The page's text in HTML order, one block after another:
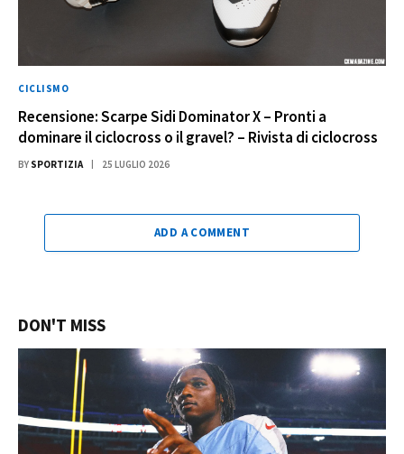
CICLISMO
Recensione: Scarpe Sidi Dominator X – Pronti a
dominare il ciclocross o il gravel? – Rivista di ciclocross
BY SPORTIZIA 25 LUGLIO 2026
ADD A COMMENT
DON'T MISS